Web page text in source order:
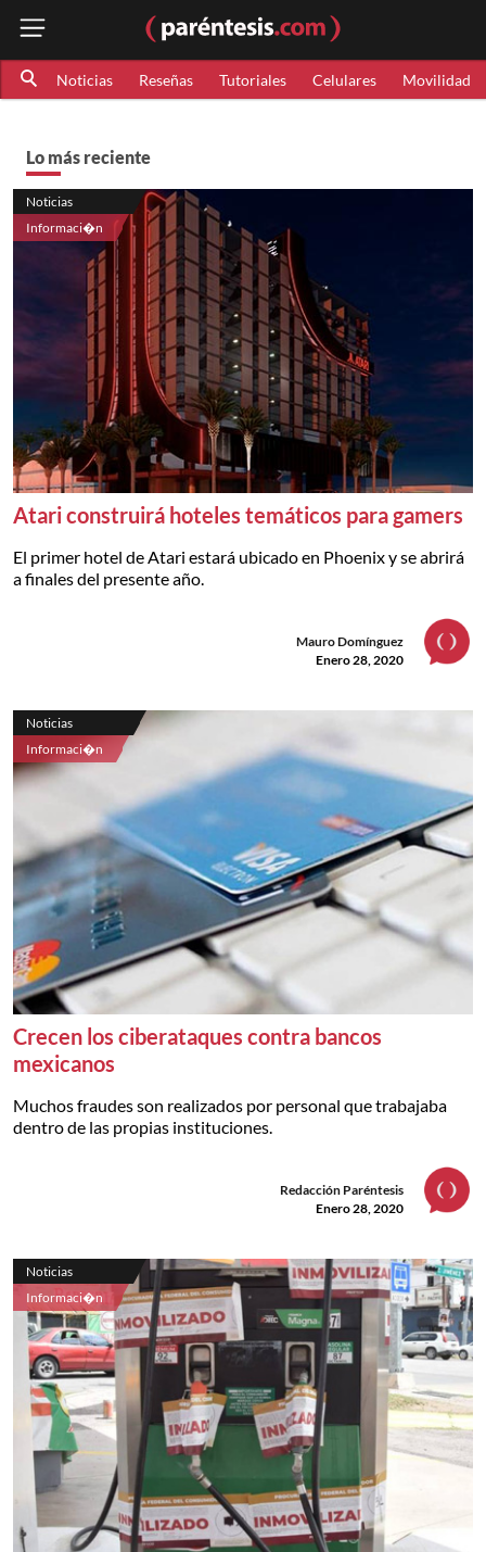
Noticias Reseñas Tutoriales Celulares Movilidad
Lo más reciente
Noticias
Informaci�n
Atari construirá hoteles temáticos para gamers
El primer hotel de Atari estará ubicado en Phoenix y se abrirá
a finales del presente año.
Mauro Domínguez
Enero 28, 2020
Noticias
Informaci�n
Crecen los ciberataques contra bancos
mexicanos
Muchos fraudes son realizados por personal que trabajaba
dentro de las propias instituciones.
Redacción Paréntesis
Enero 28, 2020
Noticias
Informaci�n